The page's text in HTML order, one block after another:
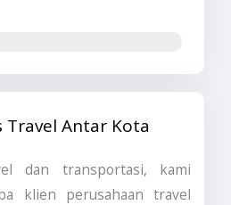
Travel Antar Kota
dan transportasi, kami
klien perusahaan travel